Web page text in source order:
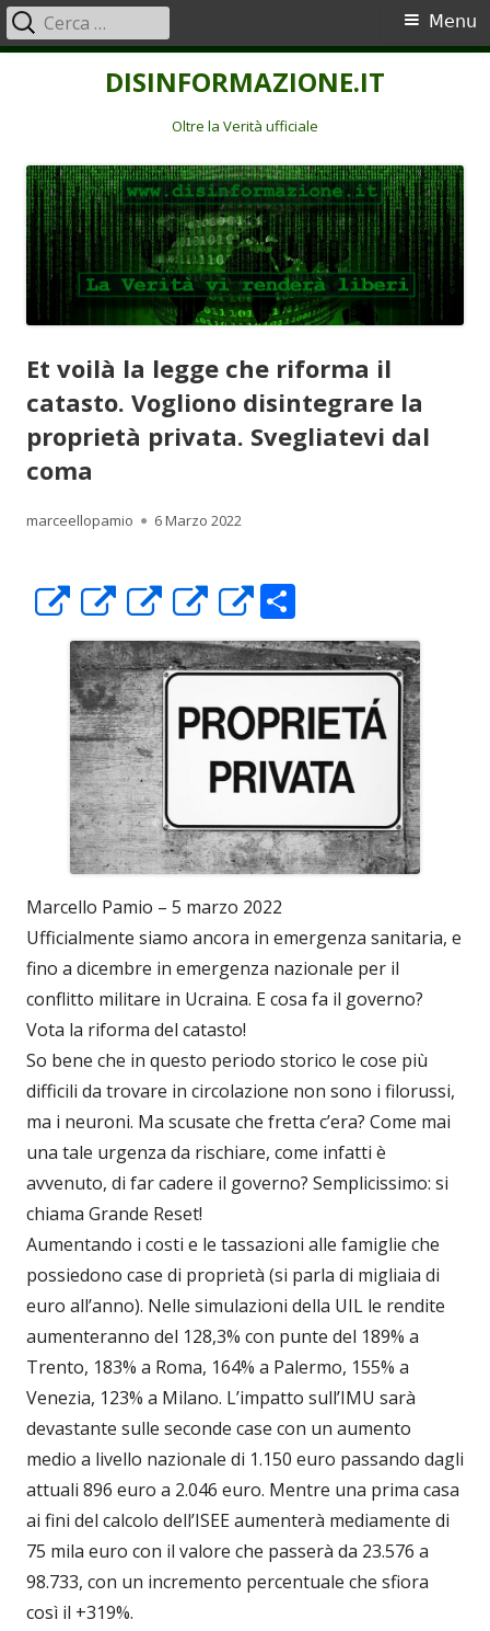
DISINFORMAZIONE.IT
Oltre la Verità ufficiale
Menu
principale
Menu
Ricerca
per:
Et voilà la legge che riforma il
catasto. Vogliono disintegrare la
proprietà privata. Svegliatevi dal
coma
Autore
marceellopamio Pubblicato
6 Marzo 2022
Apre
in
una
nuova
finestra
Apre
in
una
nuova
finestra
Apre
in
una
nuova
finestra
Apre
in
una
nuova
finestra
Apre
in
una
nuova
finestra
o
n
di
vi
di
Marcello Pamio – 5 marzo 2022
Ufficialmente siamo ancora in emergenza sanitaria, e
fino a dicembre in emergenza nazionale per il
conflitto militare in Ucraina. E cosa fa il governo?
Vota la riforma del catasto!
So bene che in questo periodo storico le cose più
difficili da trovare in circolazione non sono i filorussi,
ma i neuroni. Ma scusate che fretta c’era? Come mai
una tale urgenza da rischiare, come infatti è
avvenuto, di far cadere il governo? Semplicissimo: si
chiama Grande Reset!
Aumentando i costi e le tassazioni alle famiglie che
possiedono case di proprietà (si parla di migliaia di
euro all’anno). Nelle simulazioni della UIL le rendite
aumenteranno del 128,3% con punte del 189% a
Trento, 183% a Roma, 164% a Palermo, 155% a
Venezia, 123% a Milano. L’impatto sull’IMU sarà
devastante sulle seconde case con un aumento
medio a livello nazionale di 1.150 euro passando dagli
attuali 896 euro a 2.046 euro. Mentre una prima casa
ai fini del calcolo dell’ISEE aumenterà mediamente di
75 mila euro con il valore che passerà da 23.576 a
98.733, con un incremento percentuale che sfiora
così il +319%.